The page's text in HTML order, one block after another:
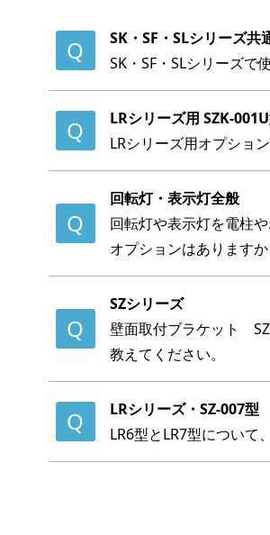
SK・SF・SLシリーズ共
SK・SF・SLシリーズで
LRシリーズ用 SZK-
LRシリーズ用オプショ
回転灯・表示灯全般
回転灯や表示灯を電柱
オプションはありますか
SZシリーズ
壁面取付ブラケット
教えてください。
LRシリーズ・SZ-007型
LR6型とLR7型について